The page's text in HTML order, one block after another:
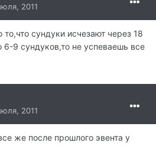
2011
сундуки исчезают через 18
6-9 сундуков,то не успеваешь все
2011
же после прошлого эвента у